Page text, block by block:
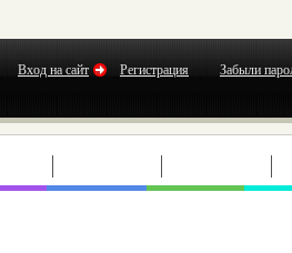
Вход на сайт Регистрация Забыли